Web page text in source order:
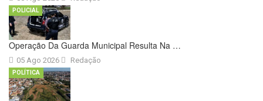
Operação Da Guarda Municipal Resulta Na …
05 Ago 2026
POLICIAL
Redação
POLÍTICA